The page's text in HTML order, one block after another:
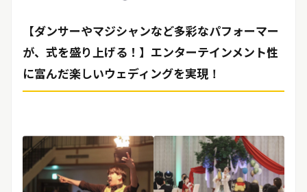
【ダンサーやマジシャンなど多彩なパフォーマー
が、式を盛り上げる！】エンターテインメント性
に富んだ楽しいウェディングを実現！